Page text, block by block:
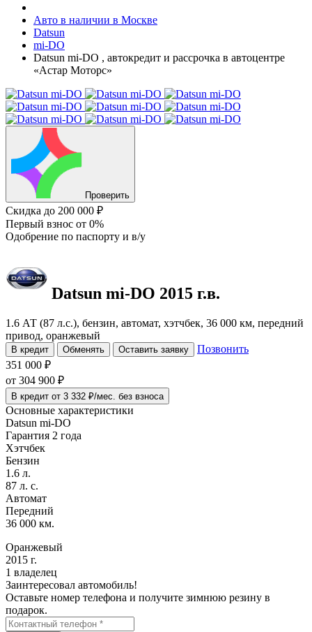
Авто в наличии в Москве
Datsun
mi-DO
Datsun mi-DO , автокредит и рассрочка в автоцентре
«Астар Моторс»
Проверить
Скидка до 200 000 ₽
Первый взнос от 0%
Одобрение по паспорту и в/у
Datsun mi-DO 2015 г.в.
1.6 АТ (87 л.с.), бензин, автомат, хэтчбек, 36 000 км, передний
привод, оранжевый
В кредит Обменять Оставить заявку
Позвонить
351 000 ₽
от 304 900 ₽
В кредит от 3 332 ₽/мес. без взноса
Основные характеристики
Datsun mi-DO
Гарантия 2 года
Хэтчбек
Бензин
1.6 л.
87 л. с.
Автомат
Передний
36 000 км.
Оранжевый
2015 г.
1 владелец
Заинтересовал автомобиль!
Оставьте номер телефона и получите зимнюю резину в
подарок.